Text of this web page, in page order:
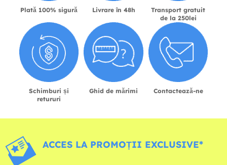
Plată 100% sigură Livrare în 48h
Transport gratuit
de la 250lei
Schimburi și
retururi
Ghid de mărimi Contactează-ne
ACCES LA PROMOȚII EXCLUSIVE*